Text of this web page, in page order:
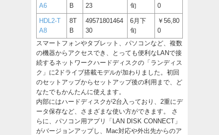
A6
B
23
旬
0
HDL2-T
A8
8T
B
49571801464
30
6月下
旬
￥56,80
0
スマートフォンやタブレット、パソコンなど、複数
の機器からアクセスでき、とっても便利なLANで接
続するネットワークハードディスクの「ランディス
ク」に2ドライブ搭載モデルが加わりました。初回
のセットアップからセットアップ後の利用まで、ど
なたでもかんたんに使えます。
内部にはハードディスクが2台入っており、2重にデ
ータ保存など、さまざまな使い方ができます。 さ
らに、パソコン用アプリ「LAN DISK CONNECT」
がバージョンアップし、Mac対応や外出先からのア